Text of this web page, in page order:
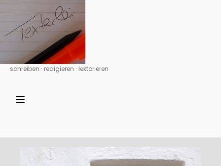
schreiben ∙ redigieren ∙ lektorieren